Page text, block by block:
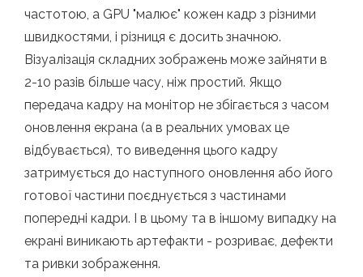
частотою, а GPU "малює" кожен кадр з різними
швидкостями, і різниця є досить значною.
Візуалізація складних зображень може зайняти в
2-10 разів більше часу, ніж простий. Якщо
передача кадру на монітор не збігається з часом
оновлення екрана (а в реальних умовах це
відбувається), то виведення цього кадру
затримується до наступного оновлення або його
готової частини поєднується з частинами
попередні кадри. І в цьому та в іншому випадку на
екрані виникають артефакти - розриває, дефекти
та ривки зображення.